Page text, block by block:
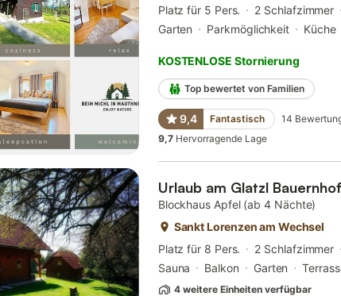
Platz für 5 Pers.
2 Schlafzimmer
Garten
Parkmöglichkeit Küche
KOSTENLOSE Stornierung
Top bewertet von Familien
9,4 Fantastisch 14
9,7 Hervorragende Lage
Urlaub am Glatzl Bauernhof
Blockhaus Apfel (ab 4 Nächte)
Sankt Lorenzen am Wechsel
Platz für 8 Pers.
2 Schlafzimmer
Sauna
Balkon Garten
4 weitere Einheiten verfügbar